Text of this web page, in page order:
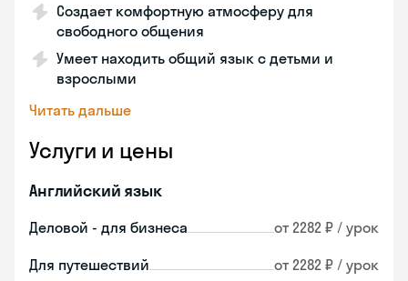
Создает комфортную атмосферу для
свободного общения
Умеет находить общий язык с детьми и
взрослыми
Читать дальше
Услуги и цены
Английский язык
Деловой - для бизнеса от 2282 ₽ / урок
Для путешествий от 2282 ₽ / урок